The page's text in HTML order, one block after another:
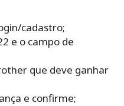
cadastro;
e o campo de
que deve ganhar
e confirme;